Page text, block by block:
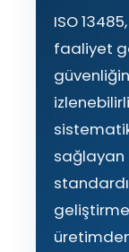
ISO
faaliyet
sağlayan